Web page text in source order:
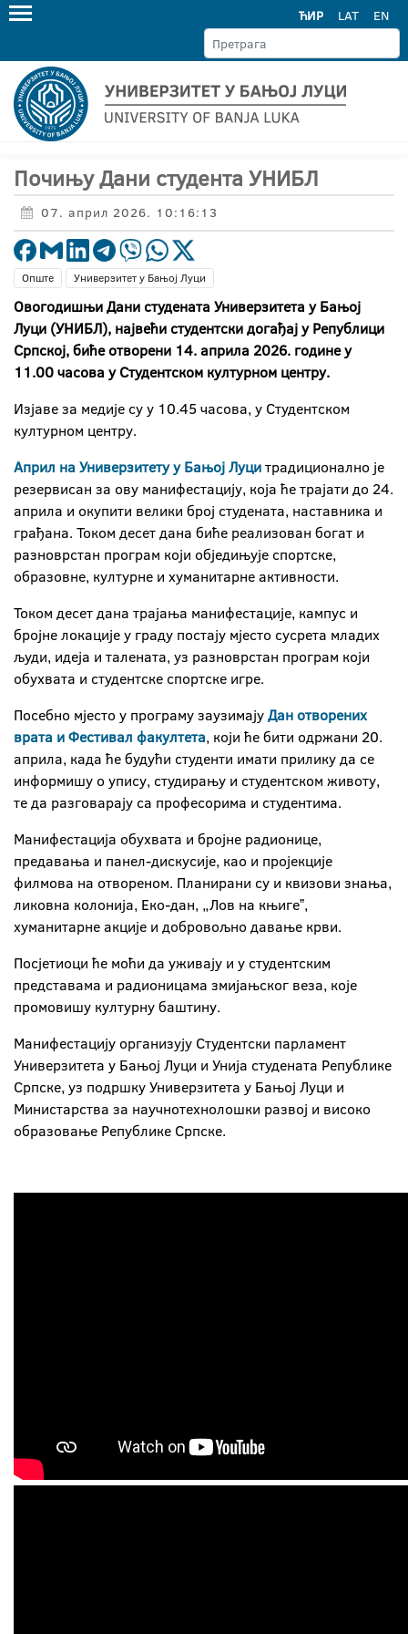
ЋИР LAT EN
Почињу Дани студента УНИБЛ
07. април 2026. 10:16:13
Опште Универзитет у Бањој Луци
Овогодишњи Дани студената Универзитета у Бањој
Луци (УНИБЛ), највећи студентски догађај у Републици
Српској, биће отворени 14. априла 2026. године у
11.00 часова у Студентском културном центру.
Изјаве за медије су у 10.45 часова, у Студентском
културном центру.
Април на Универзитету у Бањој Луцитрадиционално је
резервисан за ову манифестацију, која ће трајати до 24.
априла и окупити велики број студената, наставника и
грађана. Током десет дана биће реализован богат и
разноврстан програм који обједињује спортске,
образовне, културне и хуманитарне активности.
Током десет дана трајања манифестације, кампус и
бројне локације у граду постају мјесто сусрета младих
људи, идеја и талената, уз разноврстан програм који
обухвата и студентске спортске игре.
Посебно мјесто у програму заузимајуДан отворених
врата и Фестивал факултета, који ће бити одржани 20.
априла, када ће будући студенти имати прилику да се
информишу о упису, студирању и студентском животу,
те да разговарају са професорима и студентима.
Манифестација обухвата и бројне радионице,
предавања и панел-дискусије, као и пројекције
филмова на отвореном. Планирани су и квизови знања,
ликовна колонија, Еко-дан, „Лов на књигеˮ,
хуманитарне акције и добровољно давање крви.
Посјетиоци ће моћи да уживају и у студентским
представама и радионицама змијањског веза, које
промовишу културну баштину.
Манифестацију организују Студентски парламент
Универзитета у Бањој Луци и Унија студената Републике
Српске, уз подршку Универзитета у Бањој Луци и
Министарства за научнотехнолошки развој и високо
образовање Републике Српске.